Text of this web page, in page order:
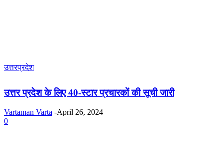
उत्तरप्रदेश
उत्तर प्रदेश के लिए 40-स्टार प्रचारकों की सूची जारी
Vartaman Varta -April 26, 2024
0